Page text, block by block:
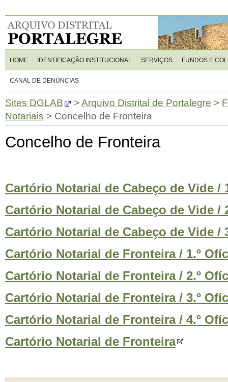
HOME IDENTIFICAÇÃO INSTITUCIONAL SERVIÇOS FUNDOS E
CANAL DE DENÚNCIAS
Sites DGLAB >Arquivo Distrital de Portalegre >
Notariais > Concelho de Fronteira
Concelho de Fronteira
Cartório Notarial de Cabeço de Vide /
Cartório Notarial de Cabeço de Vide /
Cartório Notarial de Cabeço de Vide /
Cartório Notarial de Fronteira / 1.º
Cartório Notarial de Fronteira / 2.º
Cartório Notarial de Fronteira / 3.º
Cartório Notarial de Fronteira / 4.º
Cartório Notarial de Fronteira